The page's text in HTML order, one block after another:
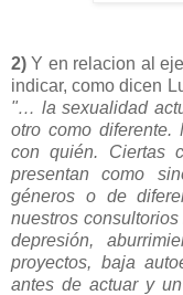
2) Y en relacion al
indicar, como dicen
"… la sexualidad
otro como
con quién. Ciertas
presentan como
géneros o de
nuestros
depresión,
proyectos, baja
antes de actuar y